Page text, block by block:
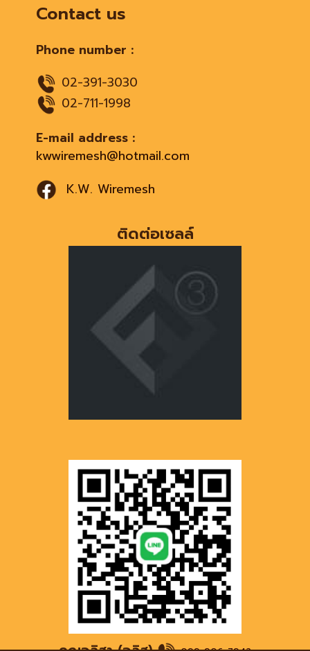
Contact us
Phone number :
02-391-3030
02-711-1998
E-mail address :
kwwiremesh@hotmail.com
K.W. Wiremesh
ติดต่อเซลล์